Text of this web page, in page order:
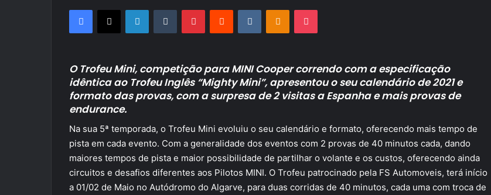
email
Facebook
X LinkedInTumblr PinterestReddit VKontakteOdnoklassniki
Pocket
O Trofeu Mini, competição para MINI Cooper correndo com a especificação
idêntica ao Trofeu Inglês “Mighty Mini”, apresentou o seu calendário de 2021 e
formato das provas, com a surpresa de 2 visitas a Espanha e mais provas de
endurance.
Na sua 5ª temporada, o Trofeu Mini evoluiu o seu calendário e formato, oferecendo mais tempo de
pista em cada evento. Com a generalidade dos eventos com 2 provas de 40 minutos cada, dando
maiores tempos de pista e maior possibilidade de partilhar o volante e os custos, oferecendo ainda
circuitos e desafios diferentes aos Pilotos MINI. O Trofeu patrocinado pela FS Automoveis, terá início
a 01/02 de Maio no Autódromo do Algarve, para duas corridas de 40 minutos, cada uma com troca de